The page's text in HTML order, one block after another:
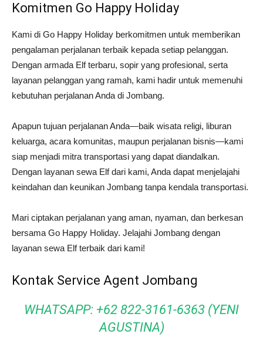
Komitmen Go Happy Holiday
Kami di Go Happy Holiday berkomitmen untuk memberikan
pengalaman perjalanan terbaik kepada setiap pelanggan.
Dengan armada Elf terbaru, sopir yang profesional, serta
layanan pelanggan yang ramah, kami hadir untuk memenuhi
kebutuhan perjalanan Anda di Jombang.
Apapun tujuan perjalanan Anda—baik wisata religi, liburan
keluarga, acara komunitas, maupun perjalanan bisnis—kami
siap menjadi mitra transportasi yang dapat diandalkan.
Dengan layanan sewa Elf dari kami, Anda dapat menjelajahi
keindahan dan keunikan Jombang tanpa kendala transportasi.
Mari ciptakan perjalanan yang aman, nyaman, dan berkesan
bersama Go Happy Holiday. Jelajahi Jombang dengan
layanan sewa Elf terbaik dari kami!
Kontak Service Agent Jombang
WHATSAPP: +62 822-3161-6363 (YENI
AGUSTINA)